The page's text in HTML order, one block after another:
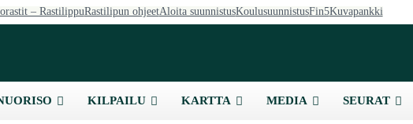
– RastilippuRastilipun ohjeetAloita suunnistusKoulusuunnistusFin5Kuvapankki
KILPAILU KARTTA MEDIA SEURAT